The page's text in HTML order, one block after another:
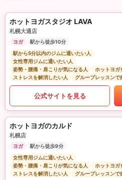
ホットヨガスタジオ LAVA
札幌大通店
ヨガ
駅から徒歩10分
駅から5分以内のジムに通いたい人
女性専用ジムに通いたい人
姿勢・腰痛・肩こりが気になる人
ホットヨガ
ストレスを解消したい人
グループレッスンで
公式サイトを見る
ホットヨガのカルド
札幌店
ヨガ
駅から徒歩9分
女性専用ジムに通いたい人
姿勢・腰痛・肩こりが気になる人
ホットヨガ
ストレスを解消したい人
グループレッスンで